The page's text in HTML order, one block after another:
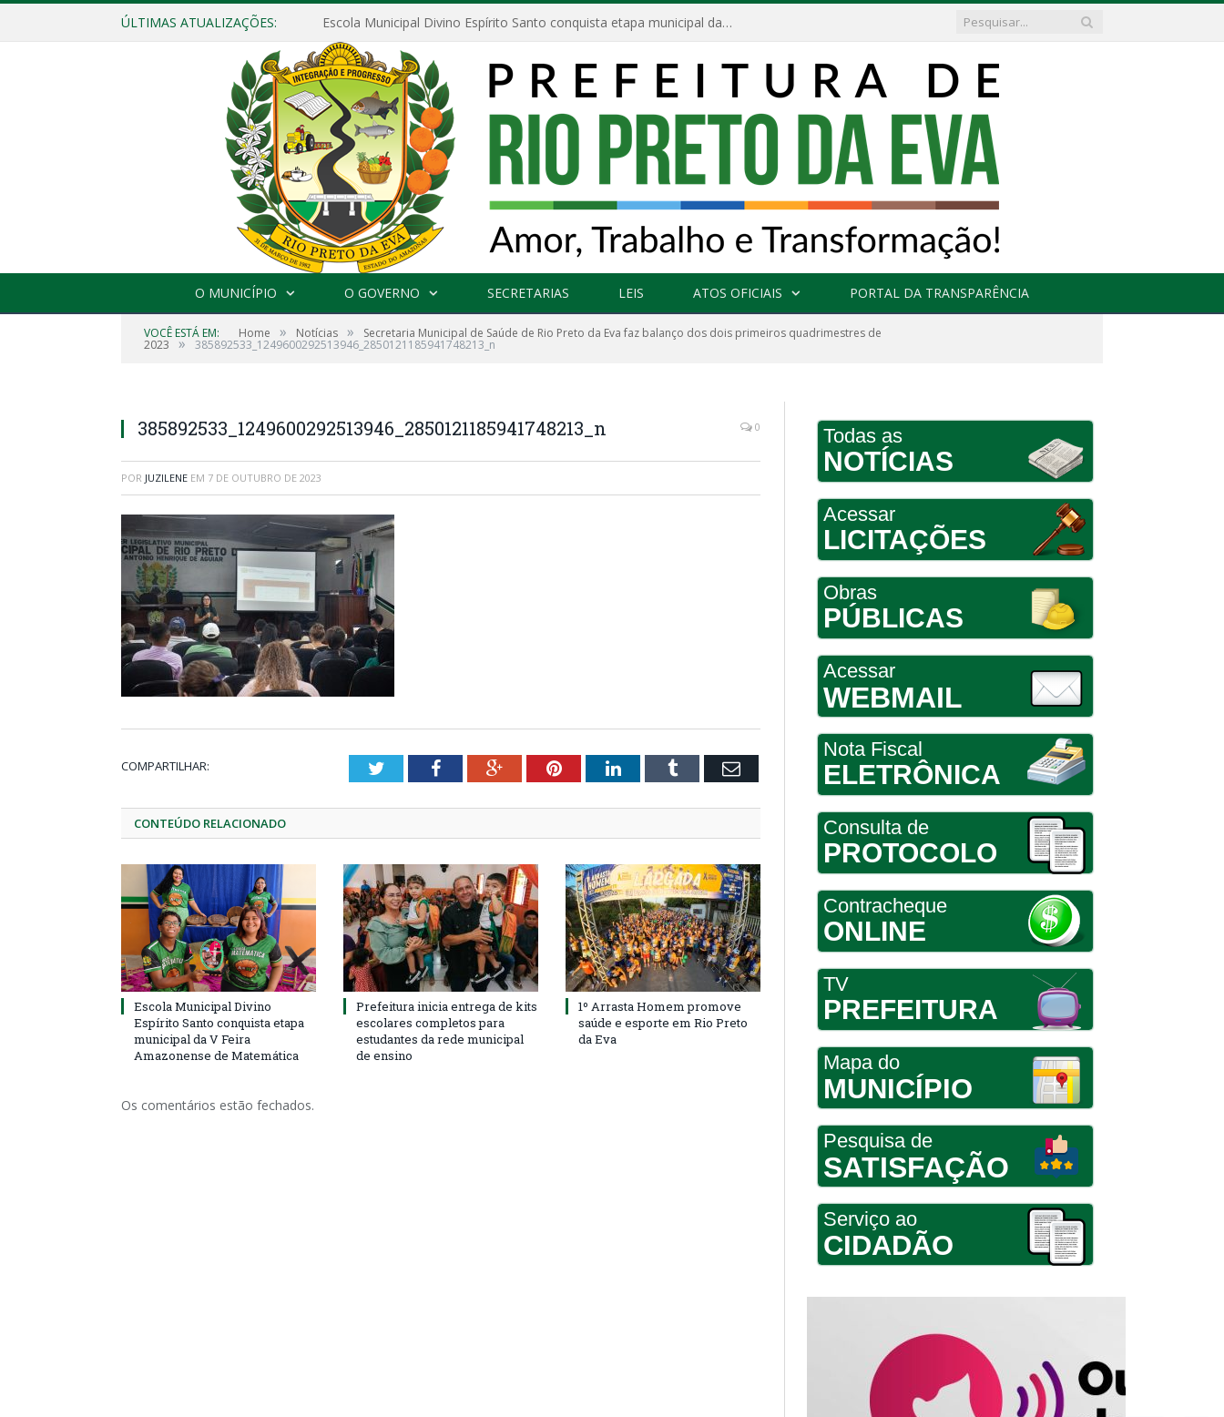
ÚLTIMAS ATUALIZAÇÕES: Escola Municipal Divino Espírito Santo conquista etapa municipal da V Feira Amazonense de Matemática
O MUNICÍPIO O GOVERNO SECRETARIAS LEIS ATOS OFICIAIS PORTAL DA TRANSPARÊNCIA
VOCÊ ESTÁ EM: Home » Notícias » Secretaria Municipal de Saúde de Rio Preto da Eva faz balanço dos dois primeiros quadrimestres de
2023 » 385892533_1249600292513946_2850121185941748213_n
385892533_1249600292513946_2850121185941748213_n 0
POR JUZILENE EM 7 DE OUTUBRO DE 2023
COMPARTILHAR: TwitterFacebookGoogle+PinterestLinkedInTumblr Email
CONTEÚDO RELACIONADO
Escola Municipal Divino
Espírito Santo conquista etapa
municipal da V Feira
Amazonense de Matemática
Prefeitura inicia entrega de kits
escolares completos para
estudantes da rede municipal
de ensino
1º Arrasta Homem promove
saúde e esporte em Rio Preto
da Eva
Os comentários estão fechados.
Todas as
NOTÍCIAS
Acessar
LICITAÇÕES
Obras
PÚBLICAS
Acessar
WEBMAIL
Nota Fiscal
ELETRÔNICA
Consulta de
PROTOCOLO
Contracheque
ONLINE
TV
PREFEITURA
Mapa do
MUNICÍPIO
Pesquisa de
SATISFAÇÃO
Serviço ao
CIDADÃO